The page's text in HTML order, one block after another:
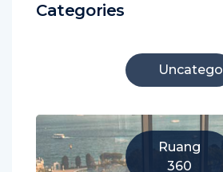
Categories
Ruang
360